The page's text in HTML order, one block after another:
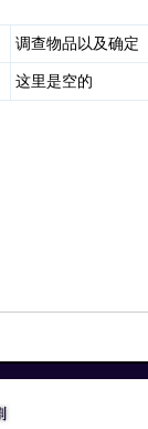
调查物品以及确定
这里是空的